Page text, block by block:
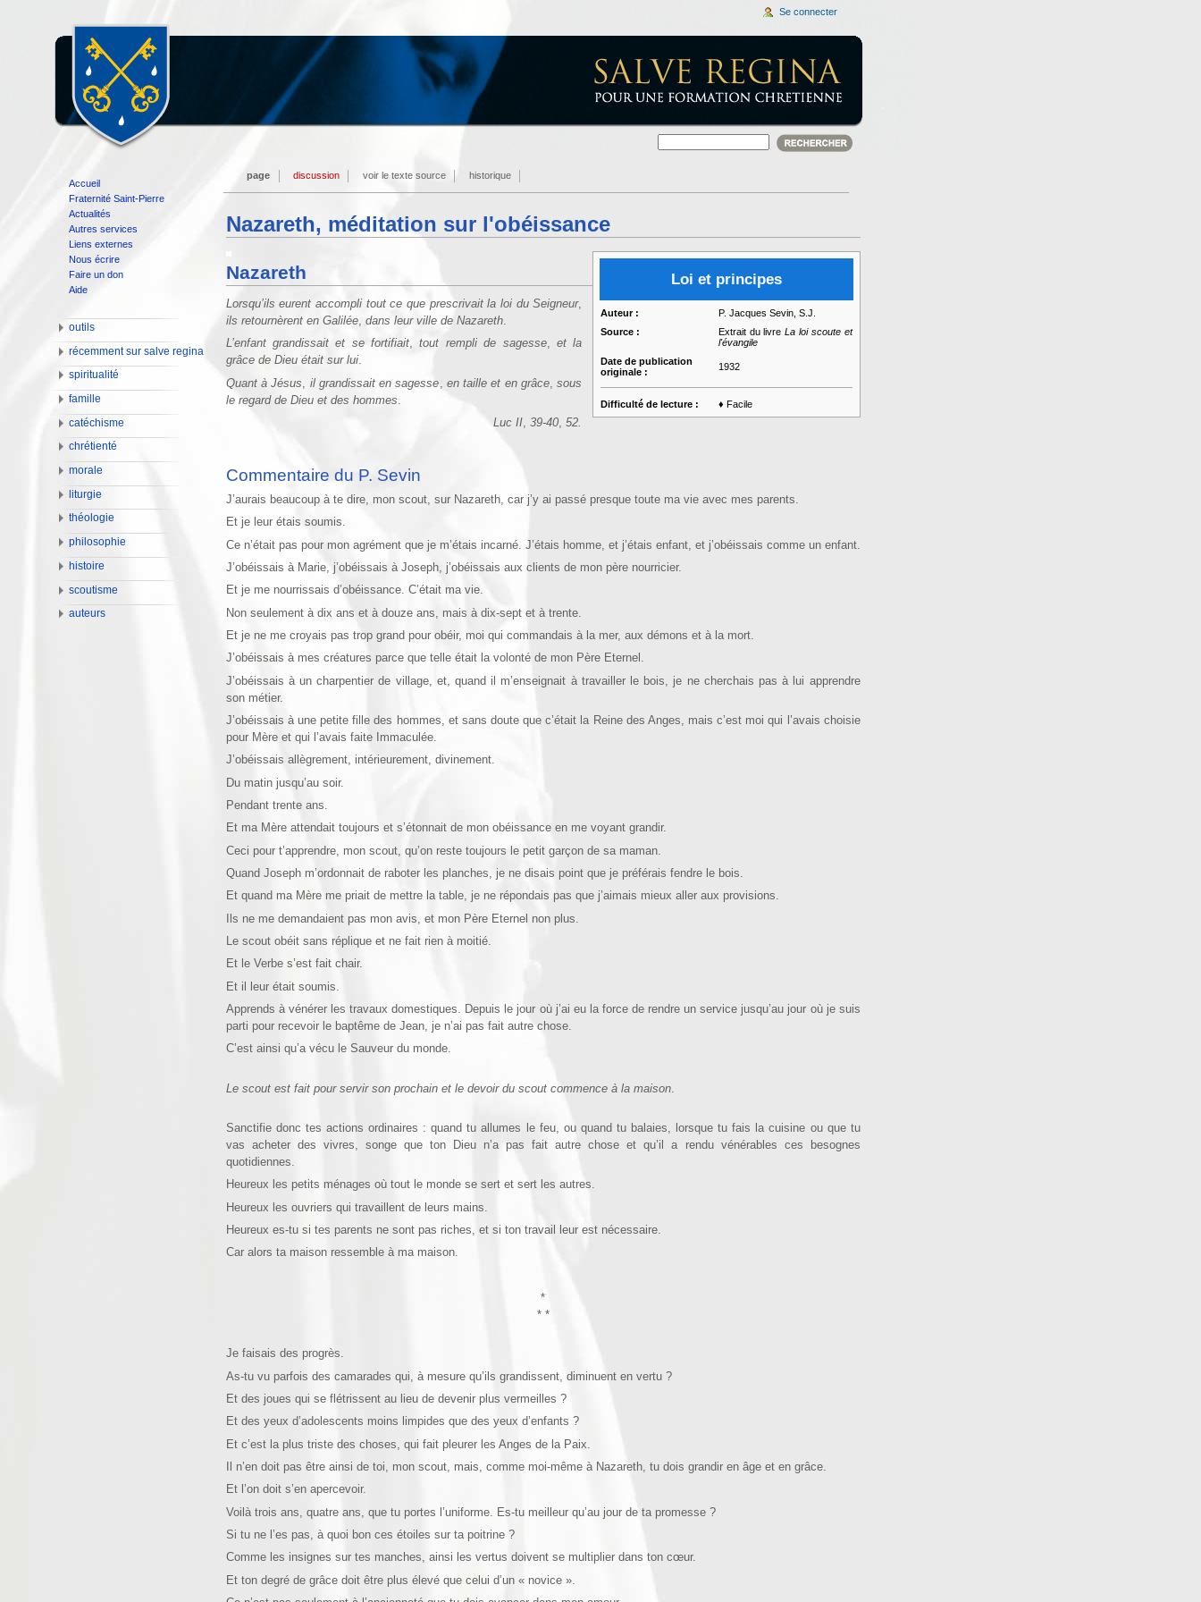
Nazareth, méditation sur l'obéissance
Loi et principes
Auteur :
P. Jacques Sevin, S.J.
Source :
Extrait du livreLa loi scoute et
l'évangile
Date de publication
originale :
1932
Difficulté de lecture : ♦ Facile
Nazareth
Lorsqu’ils eurent accompli tout ce que prescrivait la loi du Seigneur,
ils retournèrent en Galilée, dans leur ville de Nazareth.
L’enfant grandissait et se fortifiait, tout rempli de sagesse, et la
grâce de Dieu était sur lui.
Quant à Jésus
il grandissait en sagesse en taille et en grâce sous
le regard de Dieu et des hommes
Luc II, 39-40, 52.
Commentaire du P. Sevin
J’aurais beaucoup à te dire, mon scout, sur Nazareth, car j’y ai passé presque toute ma vie avec mes parents.
Et je leur étais soumis.
Ce n’était pas pour mon agrément que je m’étais incarné. J’étais homme, et j’étais enfant, et j’obéissais comme un enfant.
J’obéissais à Marie, j’obéissais à Joseph, j’obéissais aux clients de mon père nourricier.
Et je me nourrissais d’obéissance. C’était ma vie.
Non seulement à dix ans et à douze ans, mais à dix-sept et à trente.
Et je ne me croyais pas trop grand pour obéir, moi qui commandais à la mer, aux démons et à la mort.
J’obéissais à mes créatures parce que telle était la volonté de mon Père Eternel.
J’obéissais à un charpentier de village, et, quand il m’enseignait à travailler le bois, je ne cherchais pas à lui apprendre
son métier.
J’obéissais à une petite fille des hommes, et sans doute que c’était la Reine des Anges, mais c’est moi qui l’avais choisie
pour Mère et qui l’avais faite Immaculée.
J’obéissais allègrement, intérieurement, divinement.
Du matin jusqu’au soir.
Pendant trente ans.
Et ma Mère attendait toujours et s’étonnait de mon obéissance en me voyant grandir.
Ceci pour t’apprendre, mon scout, qu’on reste toujours le petit garçon de sa maman.
Quand Joseph m’ordonnait de raboter les planches, je ne disais point que je préférais fendre le bois.
Et quand ma Mère me priait de mettre la table, je ne répondais pas que j’aimais mieux aller aux provisions.
Ils ne me demandaient pas mon avis, et mon Père Eternel non plus.
Le scout obéit sans réplique et ne fait rien à moitié.
Et le Verbe s’est fait chair.
Et il leur était soumis.
Apprends à vénérer les travaux domestiques. Depuis le jour où j’ai eu la force de rendre un service jusqu’au jour où je suis
parti pour recevoir le baptême de Jean, je n’ai pas fait autre chose.
C’est ainsi qu’a vécu le Sauveur du monde.
Le scout est fait pour servir son prochain et le devoir du scout commence à la maison.
Sanctifie donc tes actions ordinaires : quand tu allumes le feu, ou quand tu balaies, lorsque tu fais la cuisine ou que tu
vas acheter des vivres, songe que ton Dieu n’a pas fait autre chose et qu’il a rendu vénérables ces besognes
quotidiennes.
Heureux les petits ménages où tout le monde se sert et sert les autres.
Heureux les ouvriers qui travaillent de leurs mains.
Heureux es-tu si tes parents ne sont pas riches, et si ton travail leur est nécessaire.
Car alors ta maison ressemble à ma maison.
*
* *
Je faisais des progrès.
As-tu vu parfois des camarades qui, à mesure qu’ils grandissent, diminuent en vertu ?
Et des joues qui se flétrissent au lieu de devenir plus vermeilles ?
Et des yeux d’adolescents moins limpides que des yeux d’enfants ?
Et c’est la plus triste des choses, qui fait pleurer les Anges de la Paix.
Il n’en doit pas être ainsi de toi, mon scout, mais, comme moi-même à Nazareth, tu dois grandir en âge et en grâce.
Et l’on doit s’en apercevoir.
Voilà trois ans, quatre ans, que tu portes l’uniforme. Es-tu meilleur qu’au jour de ta promesse ?
Si tu ne l’es pas, à quoi bon ces étoiles sur ta poitrine ?
Comme les insignes sur tes manches, ainsi les vertus doivent se multiplier dans ton cœur.
Et ton degré de grâce doit être plus élevé que celui d’un « novice ».
page discussion voir le texte source historique
Se connecter
Accueil
Fraternité Saint-Pierre
Actualités
Autres services
Liens externes
Nous écrire
Faire un don
Aide
outils
récemment sur salve regina
spiritualité
famille
catéchisme
chrétienté
morale
liturgie
théologie
philosophie
histoire
scoutisme
auteurs